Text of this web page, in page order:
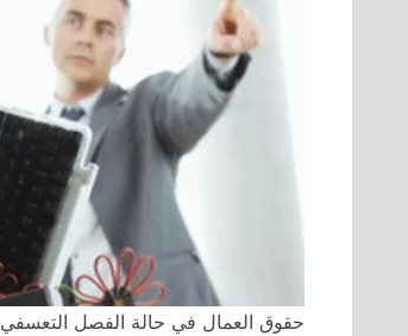
حقوق العمال في حالة الفصل التعسفي